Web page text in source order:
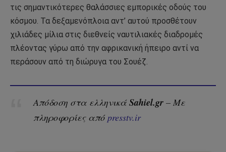
τις σημαντικότερες θαλάσσιες εμπορικές οδούς του
κόσμου. Τα δεξαμενόπλοια αντ’ αυτού προσθέτουν
χιλιάδες μίλια στις διεθνείς ναυτιλιακές διαδρομές
πλέοντας γύρω από την αφρικανική ήπειρο αντί να
περάσουν από τη διώρυγα του Σουέζ.
Απόδοση στα ελληνικάSahiel.gr – Με
πληροφορίες από presstv.ir